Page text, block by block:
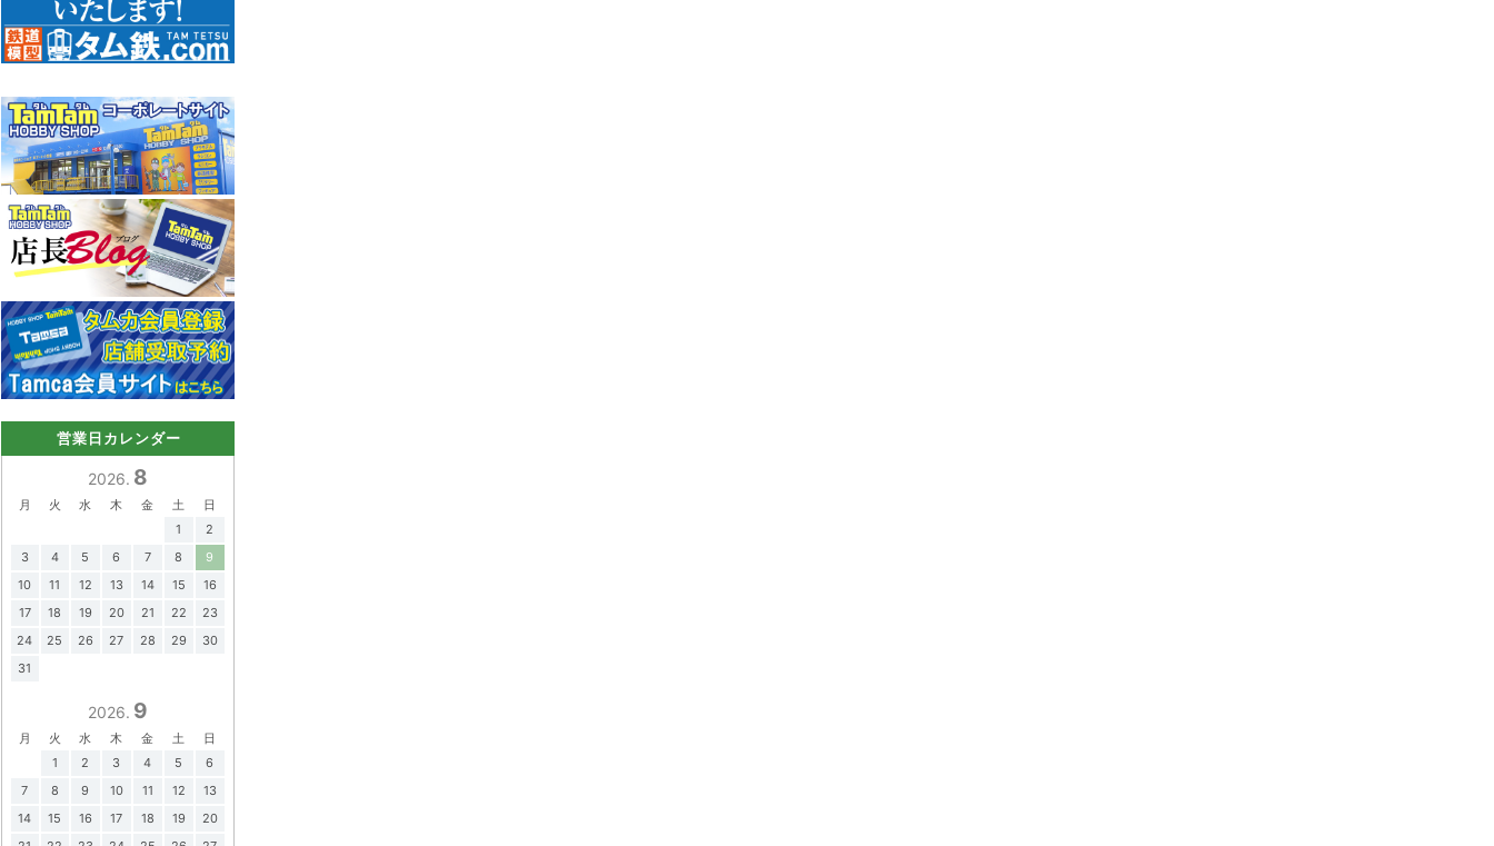
営業日カレンダー
2026. 8
月 火 水 木 金 土
日
1
2
3
4 5 6 7 8
9
10
11 12 13 14 15
16
17
18 19 20 21 22
23
24
25 26 27 28 29
30
31
2026. 9
月 火 水 木 金 土
日
1
2 3 4 5
6
7
8 9 10 11 12
13
14
15 16 17 18 19
20